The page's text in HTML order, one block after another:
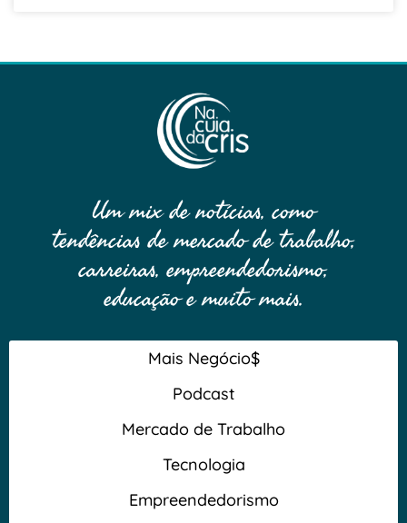
Um mix de notícias, como
tendências de mercado de trabalho,
carreiras, empreendedorismo,
educação e muito mais.
Mais Negócio$
Podcast
Mercado de Trabalho
Tecnologia
Empreendedorismo